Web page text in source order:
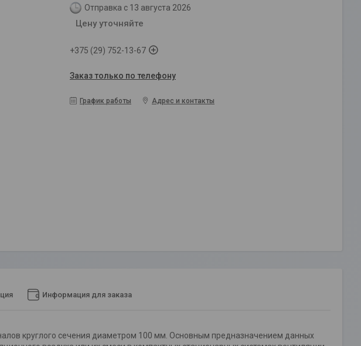
Отправка с 13 августа 2026
Цену уточняйте
+375 (29) 752-13-67
Заказ только по телефону
График работы Адрес и контакты
Информация для заказа
круглого сечения диаметром 100 мм. Основным предназначением данных